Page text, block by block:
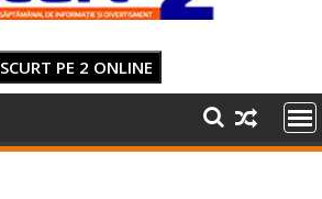
SCURT PE 2 ONLINE